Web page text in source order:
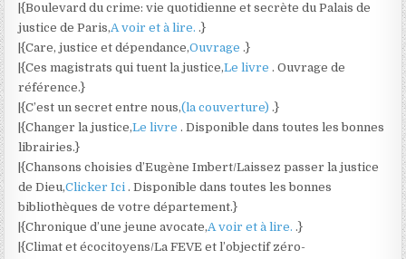
|{Boulevard du crime: vie quotidienne et secrète du Palais de
justice de Paris,A voir et à lire..}
|{Care, justice et dépendance,Ouvrage.}
|{Ces magistrats qui tuent la justice,Le livre. Ouvrage de
référence.}
|{C’est un secret entre nous,(la couverture).}
|{Changer la justice,Le livre. Disponible dans toutes les bonnes
librairies.}
|{Chansons choisies d’Eugène Imbert/Laissez passer la justice
de Dieu,Clicker Ici. Disponible dans toutes les bonnes
bibliothèques de votre département.}
|{Chronique d’une jeune avocate,A voir et à lire..}
|{Climat et écocitoyens/La FEVE et l’objectif zéro-